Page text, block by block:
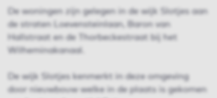
De woningen zijn gelegen in de wijk Slotjes aan
de straten Loevensteinlaan, Baron van
Hallstraat en de Thorbeckestraat bij het
Wilheminakanaal.
De wijk Slotjes kenmerkt in deze omgeving
door nieuwbouw welke in de plaats is gekomen